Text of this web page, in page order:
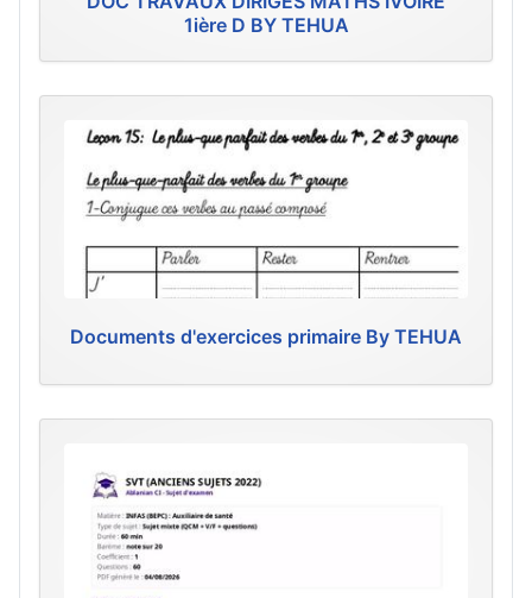
1ière D BY TEHUA
Documents d'exercices primaire By TEHUA